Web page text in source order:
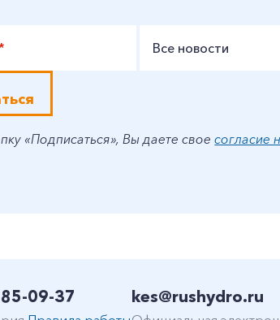
Все новости
«Подписаться», Вы даете своесогласие
09-37 kes@rushydro.ru